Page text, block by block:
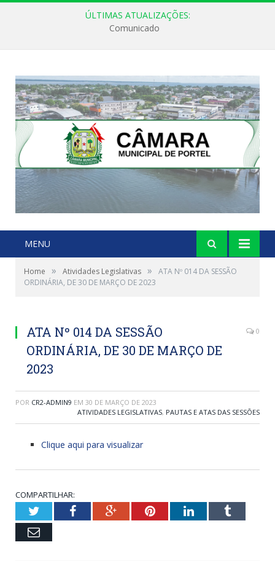
ÚLTIMAS ATUALIZAÇÕES:
Comunicado
MENU
Home » Atividades Legislativas »
ATA Nº 014 DA SESSÃO
ORDINÁRIA, DE 30 DE MARÇO DE 2023
ATA Nº 014 DA SESSÃO
ORDINÁRIA, DE 30 DE MARÇO DE
2023
0
POR CR2-ADMIN9 EM 30 DE MARÇO DE 2023
ATIVIDADES LEGISLATIVAS, PAUTAS E ATAS DAS SESSÕES
Clique aqui para visualizar
COMPARTILHAR:
TwitterFacebookGoogle+PinterestLinkedInTumblr
Email